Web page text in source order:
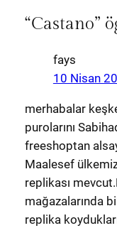
“Castano”
fays
10 Nisan
merhabalar
purolarını
freeshoptan
Maalesef
replikası
mağazalarında
replika